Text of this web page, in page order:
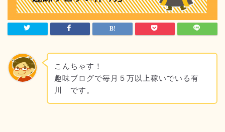
こんちゃす！
趣味ブログで毎月５万以上稼いでいる有
川 です。